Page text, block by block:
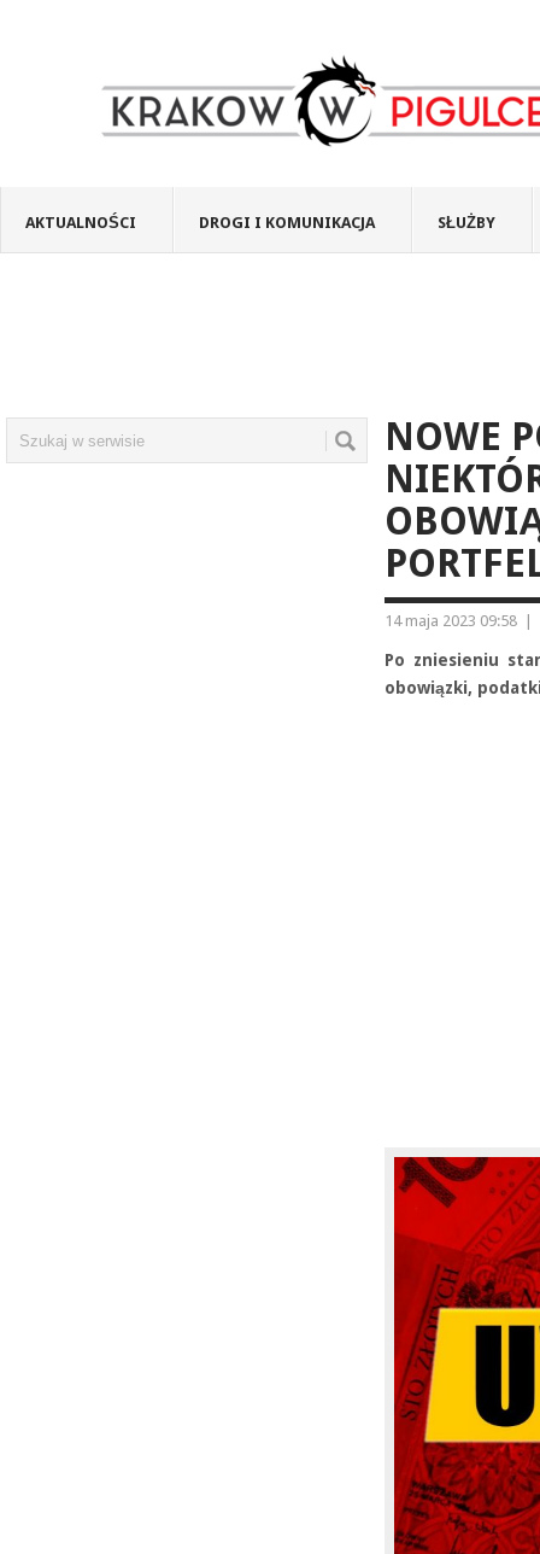
AKTUALNOŚCI DROGI I KOMUNIKACJA SŁUŻBY
NOWE
14 maja 2023 09:58
Po zniesieniu
obowiązki,